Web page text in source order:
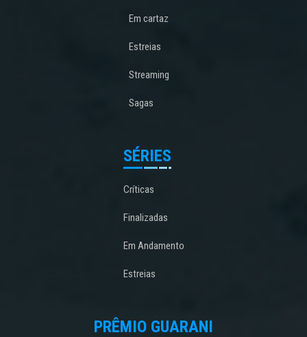
Em cartaz
Estreias
Streaming
Sagas
SÉRIES
Críticas
Finalizadas
Em Andamento
Estreias
PRÊMIO GUARANI